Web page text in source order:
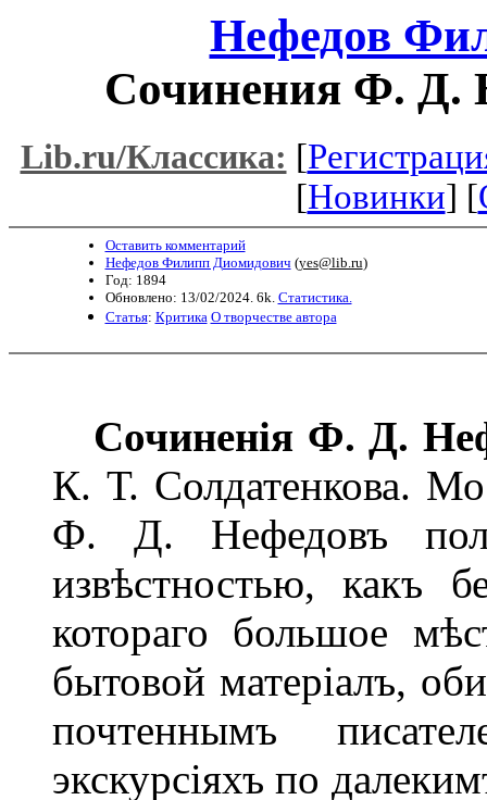
Нефедов
Сочинения Ф. Д.
Lib.ru/Классика: [
[Новинки] [
Оставить комментарий
Нефедов Филипп Диомидович (yes@lib.ru)
Год: 1894
Обновлено: 13/02/2024. 6k. Статистика.
Статья: Критика О творчестве автора
Сочиненія Ф. Д.
К. Т. Солдатенкова.
Ф. Д. Нефедовъ
извѣстностью, какъ
котораго большое
бытовой матеріалъ,
почтеннымъ
экскурсіяхъ по